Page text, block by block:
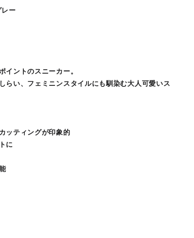
ー
イントのスニーカー。
らい、フェミニンスタイルにも馴染む大人可愛いス
ッティングが印象的
に